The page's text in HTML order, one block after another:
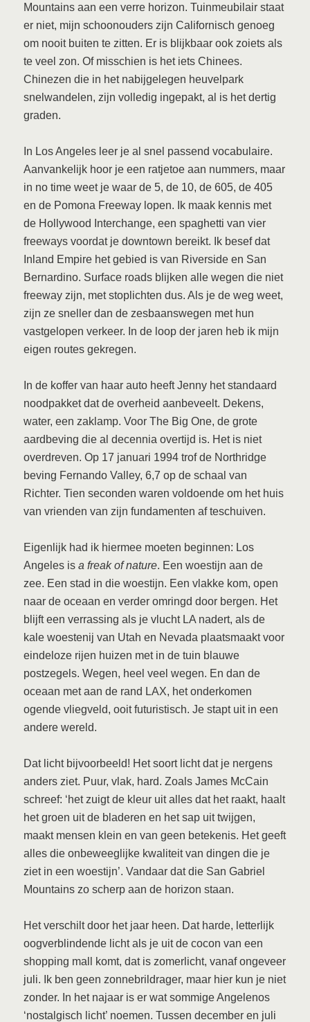
Mountains aan een verre horizon. Tuinmeubilair staat
er niet, mijn schoonouders zijn Californisch genoeg
om nooit buiten te zitten. Er is blijkbaar ook zoiets als
te veel zon. Of misschien is het iets Chinees.
Chinezen die in het nabijgelegen heuvelpark
snelwandelen, zijn volledig ingepakt, al is het dertig
graden.
In Los Angeles leer je al snel passend vocabulaire.
Aanvankelijk hoor je een ratjetoe aan nummers, maar
in no time weet je waar de 5, de 10, de 605, de 405
en de Pomona Freeway lopen. Ik maak kennis met
de Hollywood Interchange, een spaghetti van vier
freeways voordat je downtown bereikt. Ik besef dat
Inland Empire het gebied is van Riverside en San
Bernardino. Surface roads blijken alle wegen die niet
freeway zijn, met stoplichten dus. Als je de weg weet,
zijn ze sneller dan de zesbaanswegen met hun
vastgelopen verkeer. In de loop der jaren heb ik mijn
eigen routes gekregen.
In de koffer van haar auto heeft Jenny het standaard
noodpakket dat de overheid aanbeveelt. Dekens,
water, een zaklamp. Voor The Big One, de grote
aardbeving die al decennia overtijd is. Het is niet
overdreven. Op 17 januari 1994 trof de Northridge
beving Fernando Valley, 6,7 op de schaal van
Richter. Tien seconden waren voldoende om het huis
van vrienden van zijn fundamenten af teschuiven.
Eigenlijk had ik hiermee moeten beginnen: Los
Angeles isa freak of nature. Een woestijn aan de
zee. Een stad in die woestijn. Een vlakke kom, open
naar de oceaan en verder omringd door bergen. Het
blijft een verrassing als je vlucht LA nadert, als de
kale woestenij van Utah en Nevada plaatsmaakt voor
eindeloze rijen huizen met in de tuin blauwe
postzegels. Wegen, heel veel wegen. En dan de
oceaan met aan de rand LAX, het onderkomen
ogende vliegveld, ooit futuristisch. Je stapt uit in een
andere wereld.
Dat licht bijvoorbeeld! Het soort licht dat je nergens
anders ziet. Puur, vlak, hard. Zoals James McCain
schreef: ‘het zuigt de kleur uit alles dat het raakt, haalt
het groen uit de bladeren en het sap uit twijgen,
maakt mensen klein en van geen betekenis. Het geeft
alles die onbeweeglijke kwaliteit van dingen die je
ziet in een woestijn’. Vandaar dat die San Gabriel
Mountains zo scherp aan de horizon staan.
Het verschilt door het jaar heen. Dat harde, letterlijk
oogverblindende licht als je uit de cocon van een
shopping mall komt, dat is zomerlicht, vanaf ongeveer
juli. Ik ben geen zonnebrildrager, maar hier kun je niet
zonder. In het najaar is er wat sommige Angelenos
‘nostalgisch licht’ noemen. Tussen december en juli